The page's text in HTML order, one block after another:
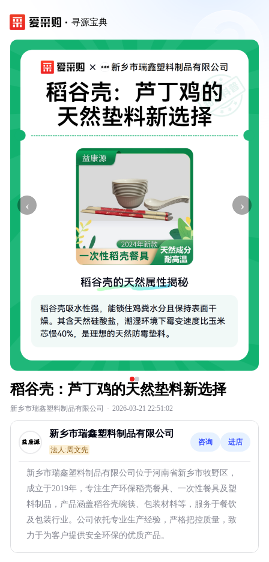
寻源宝典
‹ ›
稻谷壳：芦丁鸡的天然垫料新选择
新乡市瑞鑫塑料制品有限公司 · 2026-03-21 22:51:02
新乡市瑞鑫塑料制品有限公司
法人:周文先
咨询 进店
新乡市瑞鑫塑料制品有限公司位于河南省新乡市牧野区，
成立于2019年，专注生产环保稻壳餐具、一次性餐具及塑
料制品，产品涵盖稻谷壳碗筷、包装材料等，服务于餐饮
及包装行业。公司依托专业生产经验，严格把控质量，致
力于为客户提供安全环保的优质产品。